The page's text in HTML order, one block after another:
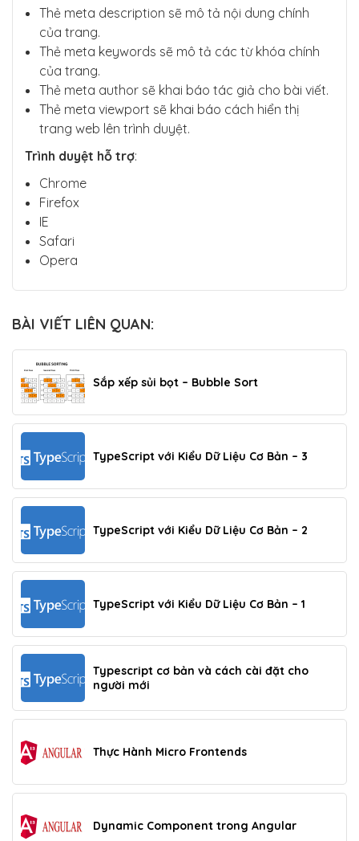
Thẻ meta description sẽ mô tả nội dung chính
của trang.
Thẻ meta keywords sẽ mô tả các từ khóa chính
của trang.
Thẻ meta author sẽ khai báo tác giả cho bài viết.
Thẻ meta viewport sẽ khai báo cách hiển thị
trang web lên trình duyệt.
Trình duyệt hỗ trợ:
Chrome
Firefox
IE
Safari
Opera
BÀI VIẾT LIÊN QUAN:
Sắp xếp sủi bọt – Bubble Sort
TypeScript với Kiểu Dữ Liệu Cơ Bản – 3
TypeScript với Kiểu Dữ Liệu Cơ Bản – 2
TypeScript với Kiểu Dữ Liệu Cơ Bản – 1
Typescript cơ bản và cách cài đặt cho
người mới
Thực Hành Micro Frontends
Dynamic Component trong Angular